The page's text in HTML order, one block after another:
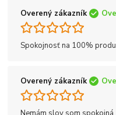
Overený zákazník
Spokojnosť na 100%
Overený zákazník